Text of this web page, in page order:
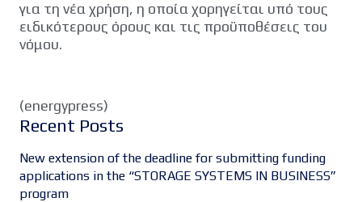
Recent Posts
New extension of the deadline for submitting funding
applications in the “STORAGE SYSTEMS IN BUSINESS”
program
για τη νέα χρήση, η οποία χορηγείται υπό τους
ειδικότερους όρους και τις προϋποθέσεις του
νόμου.
(energypress)